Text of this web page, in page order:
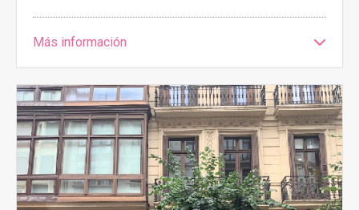
Más información